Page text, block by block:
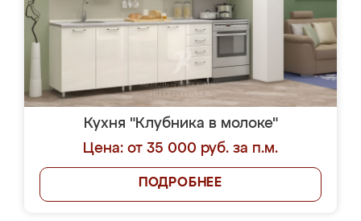
Кухня "Клубника в молоке"
Цена: от 35 000 руб. за п.м.
ПОДРОБНЕЕ